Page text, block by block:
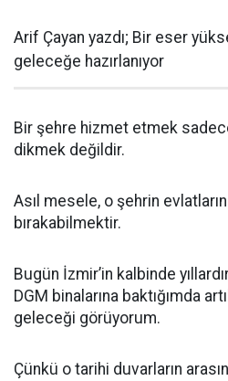
Arif Çayan yazdı; Bir eser
geleceğe hazırlanıyor
Bir şehre hizmet etmek
dikmek değildir.
Asıl mesele, o şehrin
bırakabilmektir.
Bugün İzmir’in kalbinde
DGM binalarına baktığımda
geleceği görüyorum.
Çünkü o tarihi duvarların